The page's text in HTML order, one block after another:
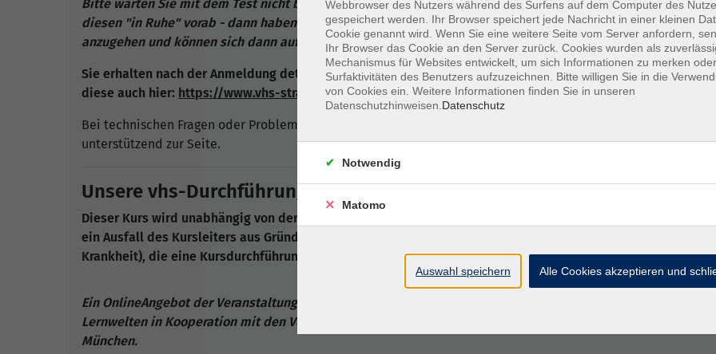
Bitte warten Sie mit dem Test nicht bis kurz vor Beginn der Veranstaltung, sondern machen
diesen "in Ruhe" vorab - dann haben Sie ggf. noch ausreichend Zeit, die Problemlösung
anzugehen und können sich dann auf unsere OnlineVeranstaltung freuen...
Sie erhalten nach der Anmeldung detaillierte Anleitungen für die Nutzung von Zoom - bzw. finden
diese auch hier: https://www.vhs-straubing.de/zoom
Bei technischen Fragen oder Problemen stehen wir Ihnen während unserer ServiceZeiten gerne
unterstützend zur Seite.
Unsere vhs-Durchführungsgarantie für Ihre Planungssicherheit!
Dieser Kurs wird unabhängig von der Teilnehmerzahl durchgeführt, ausgenommen ist gem. AGB
ein Ausfall des Kursleiters aus Gründen die nicht in der Risikosphäre der vhs liegen (wie z.B.
Krankheit), die eine Kursdurchführung wie ausgeschrieben leider unmöglich machen.
Ein OnlineAngebot der Veranstaltungsreihe vhs.wissen.live aus dem Bereich der Erweiterten
Lernwelten in Kooperation mit den Volkshochschulen Esslingen und SüdOst im Landkreis
München.
Webbrowser des Nutzers während des Surfens auf dem Computer des
gespeichert werden. Ihr Browser speichert jede Nachricht in einer kleinen
Cookie genannt wird. Wenn Sie eine weitere Seite vom Server anfordern,
Ihr Browser das Cookie an den Server zurück. Cookies wurden als
Mechanismus für Websites entwickelt, um sich Informationen zu merken
Surfaktivitäten des Benutzers aufzuzeichnen. Bitte willigen Sie in die
von Cookies ein. Weitere Informationen finden Sie in unseren
Datenschutzhinweisen. Datenschutz
Notwendig
Matomo
Auswahl speichern Alle Cookies akzeptieren und